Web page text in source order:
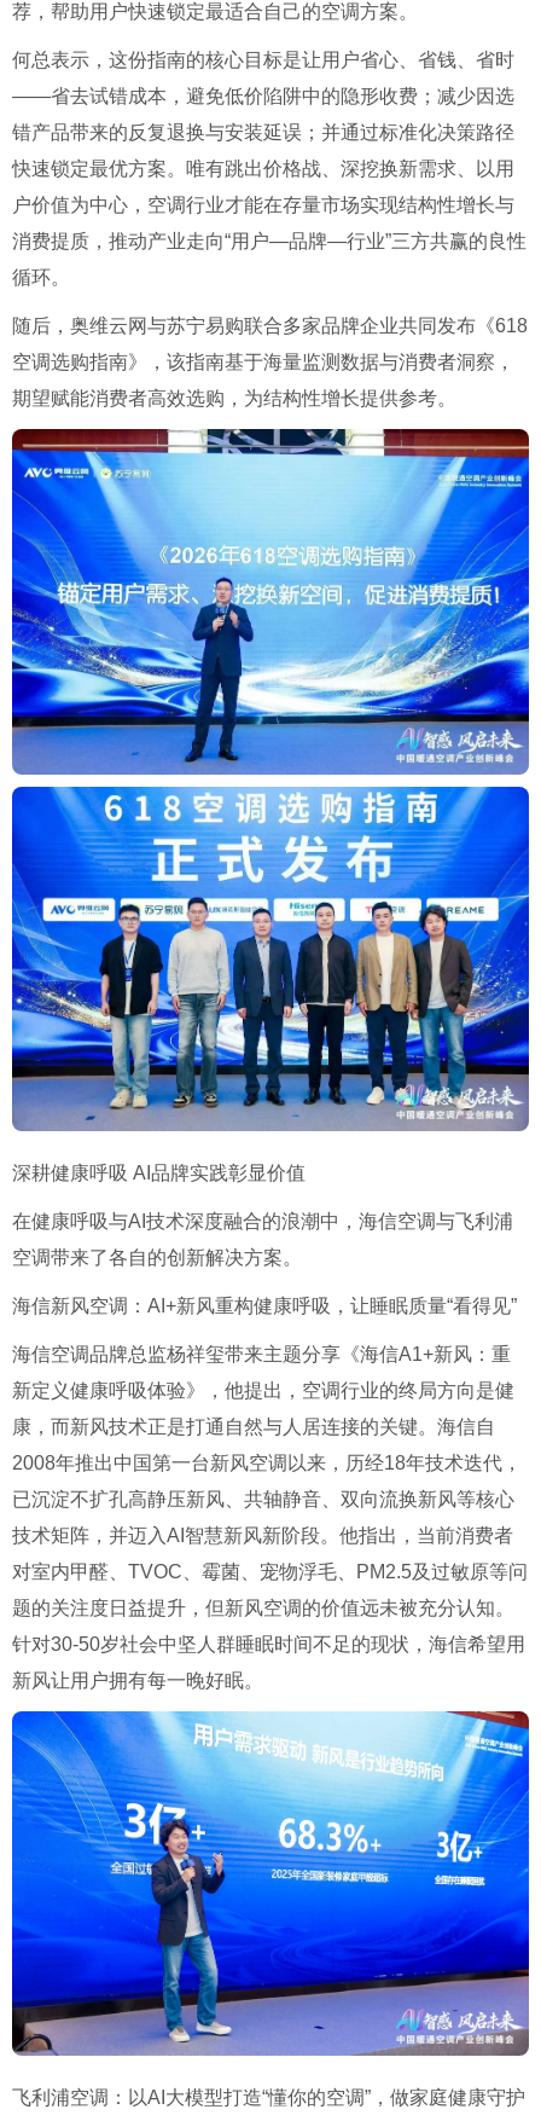
荐，帮助用户快速锁定最适合自己的空调方案。
何总表示，这份指南的核心目标是让用户省心、省钱、省时
——省去试错成本，避免低价陷阱中的隐形收费；减少因选
错产品带来的反复退换与安装延误；并通过标准化决策路径
快速锁定最优方案。唯有跳出价格战、深挖换新需求、以用
户价值为中心，空调行业才能在存量市场实现结构性增长与
消费提质，推动产业走向“用户—品牌—行业”三方共赢的良性
循环。
随后，奥维云网与苏宁易购联合多家品牌企业共同发布《618
空调选购指南》，该指南基于海量监测数据与消费者洞察，
期望赋能消费者高效选购，为结构性增长提供参考。
深耕健康呼吸 AI品牌实践彰显价值
在健康呼吸与AI技术深度融合的浪潮中，海信空调与飞利浦
空调带来了各自的创新解决方案。
海信新风空调：AI+新风重构健康呼吸，让睡眠质量“看得见”
海信空调品牌总监杨祥玺带来主题分享《海信A1+新风：重
新定义健康呼吸体验》，他提出，空调行业的终局方向是健
康，而新风技术正是打通自然与人居连接的关键。海信自
2008年推出中国第一台新风空调以来，历经18年技术迭代，
已沉淀不扩孔高静压新风、共轴静音、双向流换新风等核心
技术矩阵，并迈入AI智慧新风新阶段。他指出，当前消费者
对室内甲醛、TVOC、霉菌、宠物浮毛、PM2.5及过敏原等问
题的关注度日益提升，但新风空调的价值远未被充分认知。
针对30-50岁社会中坚人群睡眠时间不足的现状，海信希望用
新风让用户拥有每一晚好眠。
飞利浦空调：以AI大模型打造“懂你的空调”，做家庭健康守护